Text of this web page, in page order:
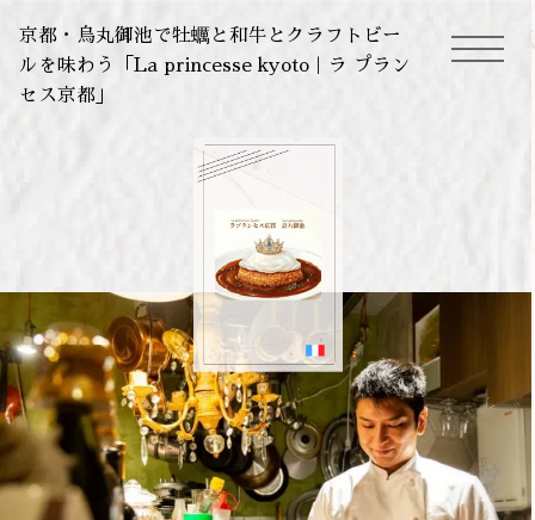
京都・烏丸御池で牡蠣と和牛とクラフトビー
ルを味わう「La princesse kyoto｜ラ プラン
セス京都」